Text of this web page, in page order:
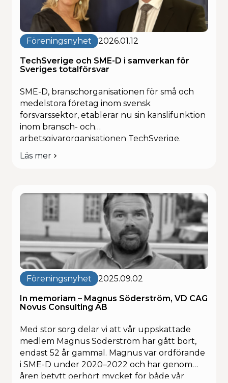
stärker
satsningen
på
innovation och
leverans
för totalförsvaret
Föreningsnyhet 2026.01.12
TechSverige och SME-D i samverkan för
Sveriges totalförsvar
SME-D, branschorganisationen för små och
medelstora företag inom svensk
försvarssektor, etablerar nu sin kanslifunktion
inom bransch- och
arbetsgivarorganisationen TechSverige.
Genom samarbetet
bättre förutsättningar för innovation och
leveransförmåga
inom defence tech och security tech. I
dagens säkerhetsläge är det avgörande att
snabbt kunna gå från idé till fungerande
lösningar. Teknikutvecklingen […]
Läs mer
om
D
samverkan
Sveriges
totalförsvar
Föreningsnyhet 2025.09.02
In memoriam – Magnus Söderström, VD CAG
Novus Consulting AB
Med stor sorg delar vi att vår uppskattade
medlem Magnus Söderström har gått bort,
endast 52 år gammal. Magnus var ordförande
i SME-D under 2020–2022 och har genom
åren betytt oerhört mycket för både vår